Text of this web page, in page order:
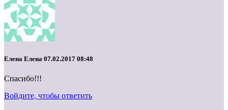
Елена Елена 07.02.2017 08:48
Спасибо!!!
Войдите, чтобы ответить